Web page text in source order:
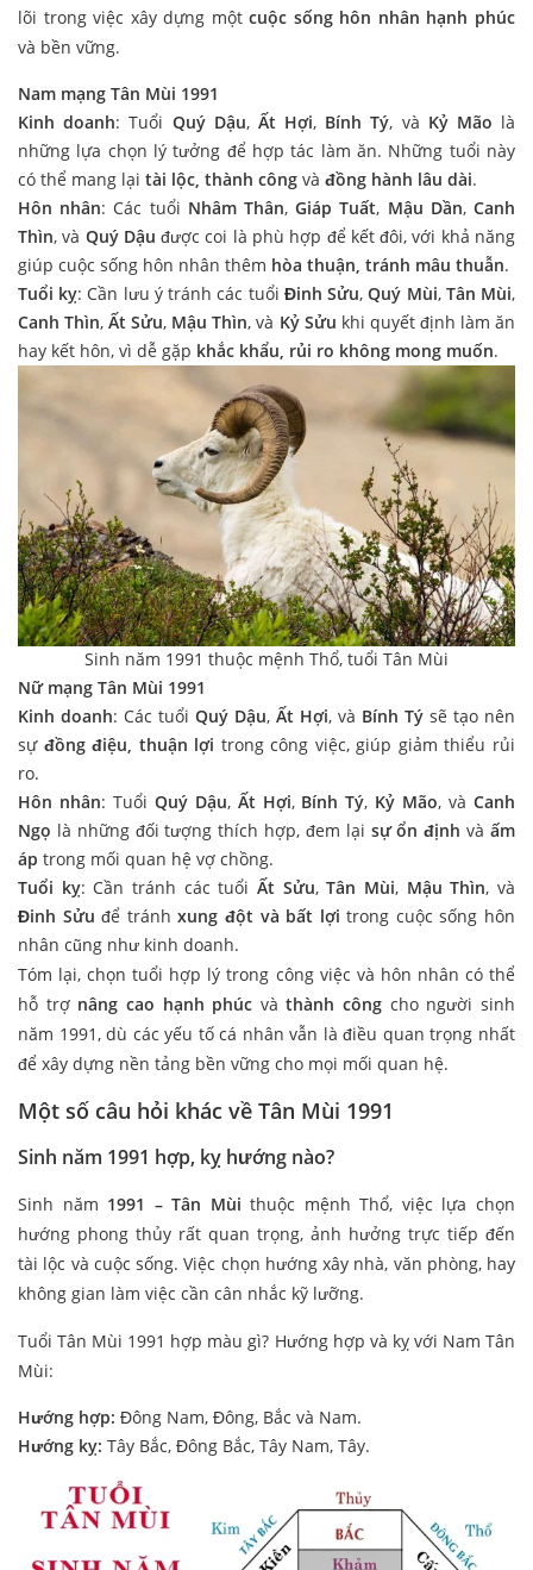
lõi trong việc xây dựng mộtcuộc sống hôn nhân hạnh phúc
và bền vững.
Nam mạng Tân Mùi 1991
Kinh doanh: Tuổi Quý Dậu, Ất Hợi, Bính Tý, và Kỷ Mão là
những lựa chọn lý tưởng để hợp tác làm ăn. Những tuổi này
có thể mang lại tài lộc, thành công và đồng hành lâu dài.
Hôn nhân: Các tuổi Nhâm Thân,Giáp Tuất, Mậu Dần,Canh
Thìn, và Quý Dậu được coi là phù hợp để kết đôi, với khả năng
giúp cuộc sống hôn nhân thêm hòa thuận, tránh mâu thuẫn.
Tuổi kỵ: Cần lưu ý tránh các tuổi Đinh Sửu,Quý Mùi, Tân Mùi,
Canh Thìn,Ất Sửu, Mậu Thìn, và Kỷ Sửu khi quyết định làm ăn
hay kết hôn, vì dễ gặp khắc khẩu, rủi ro không mong muốn.
Sinh năm 1991 thuộc mệnh Thổ, tuổi Tân Mùi
Nữ mạng Tân Mùi 1991
Kinh doanh: Các tuổi Quý Dậu, Ất Hợi, và Bính Tý sẽ tạo nên
sự đồng điệu, thuận lợi trong công việc, giúp giảm thiểu rủi
ro.
Hôn nhân: Tuổi Quý Dậu, Ất Hợi, Bính Tý, Kỷ Mão, vàCanh
Ngọ là những đối tượng thích hợp, đem lại sự ổn định vàấm
áp trong mối quan hệ vợ chồng.
Tuổi kỵ: Cần tránh các tuổiẤt Sửu,Tân Mùi, Mậu Thìn, và
Đinh Sửu để tránhxung đột và bất lợi trong cuộc sống hôn
nhân cũng như kinh doanh.
Tóm lại, chọn tuổi hợp lý trong công việc và hôn nhân có thể
hỗ trợ nâng cao hạnh phúc vàthành công cho người sinh
năm 1991, dù các yếu tố cá nhân vẫn là điều quan trọng nhất
để xây dựng nền tảng bền vững cho mọi mối quan hệ.
Một số câu hỏi khác về Tân Mùi 1991
Sinh năm 1991 hợp, kỵ hướng nào?
Sinh năm 1991 – Tân Mùi thuộc mệnh Thổ, việc lựa chọn
hướng phong thủy rất quan trọng, ảnh hưởng trực tiếp đến
tài lộc và cuộc sống. Việc chọn hướng xây nhà, văn phòng, hay
không gian làm việc cần cân nhắc kỹ lưỡng.
Tuổi Tân Mùi 1991 hợp màu gì? Hướng hợp và kỵ với Nam Tân
Mùi:
Hướng hợp: Đông Nam, Đông, Bắc và Nam.
Hướng kỵ: Tây Bắc, Đông Bắc, Tây Nam, Tây.